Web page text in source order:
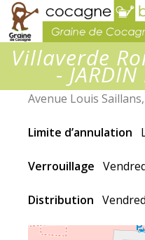
Villaverde
- JARDIN
Avenue Louis
Limite d’annulation
Verrouillage
Distribution